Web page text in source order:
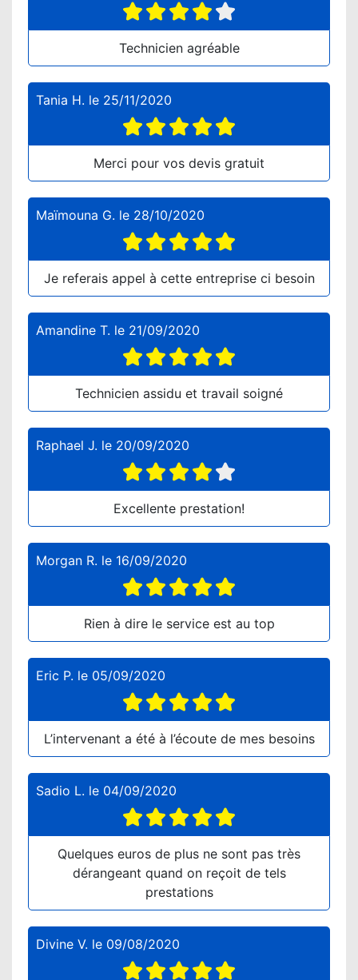
Technicien agréable
Tania H. le 25/11/2020
Merci pour vos devis gratuit
Maïmouna G. le 28/10/2020
Je referais appel à cette entreprise ci besoin
Amandine T. le 21/09/2020
Technicien assidu et travail soigné
Raphael J. le 20/09/2020
Excellente prestation!
Morgan R. le 16/09/2020
Rien à dire le service est au top
Eric P. le 05/09/2020
L’intervenant a été à l’écoute de mes besoins
Sadio L. le 04/09/2020
Quelques euros de plus ne sont pas très
dérangeant quand on reçoit de tels
prestations
Divine V. le 09/08/2020